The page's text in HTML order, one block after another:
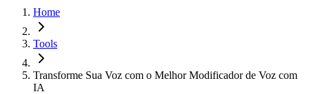
Home
Tools
Transforme Sua Voz com o Melhor Modificador de Voz com
IA